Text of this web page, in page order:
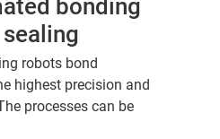
bonding
robots bond
highest precision and
processes can be